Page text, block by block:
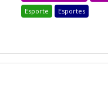
Esporte
Esportes